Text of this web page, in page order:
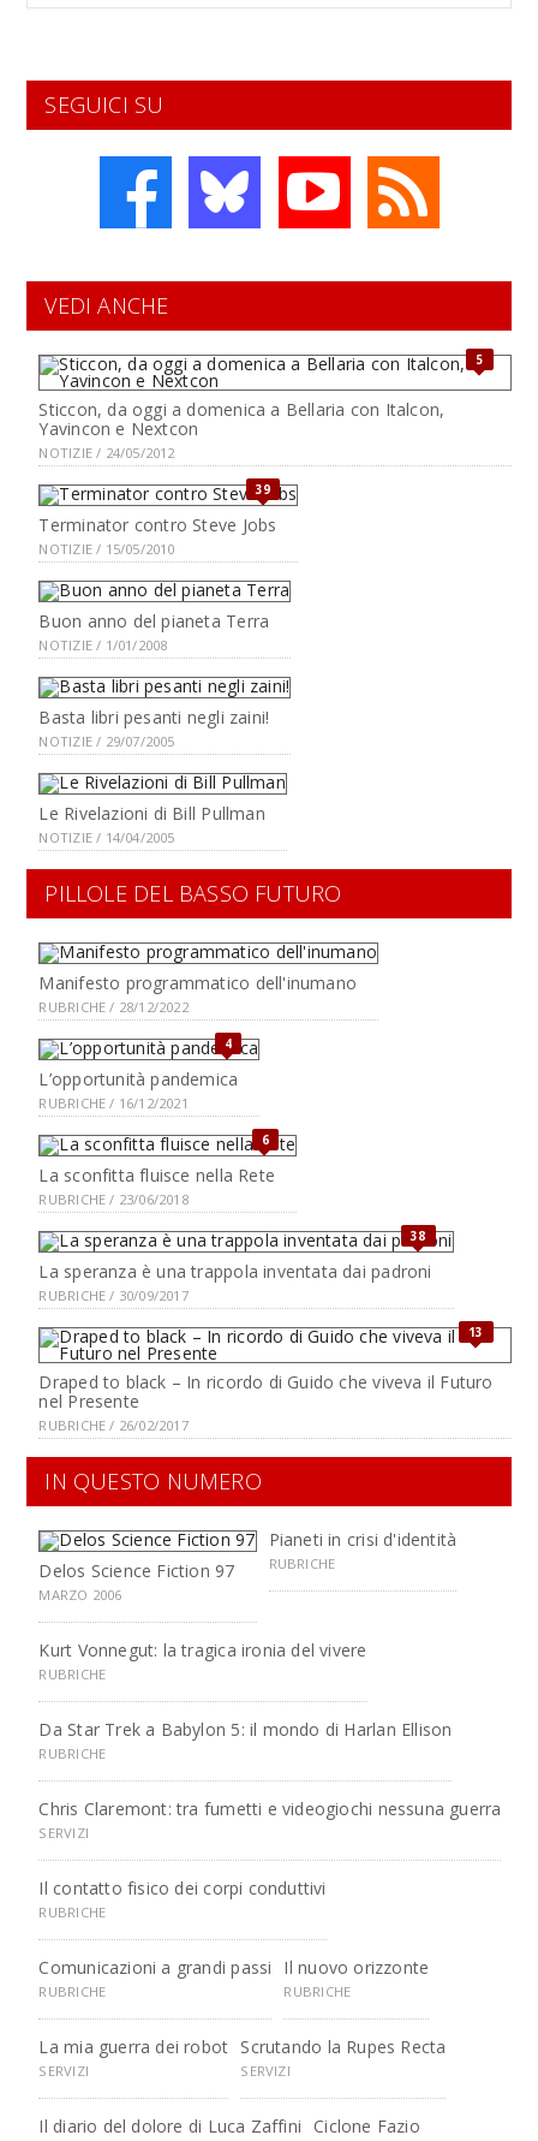
SEGUICI SU
VEDI ANCHE
5
Sticcon, da oggi a domenica a Bellaria con Italcon,
Yavincon e Nextcon
NOTIZIE / 24/05/2012
39
Terminator contro Steve Jobs
NOTIZIE / 15/05/2010
Buon anno del pianeta Terra
NOTIZIE / 1/01/2008
Basta libri pesanti negli zaini!
NOTIZIE / 29/07/2005
Le Rivelazioni di Bill Pullman
NOTIZIE / 14/04/2005
PILLOLE DEL BASSO FUTURO
Manifesto programmatico dell'inumano
RUBRICHE / 28/12/2022
4
L’opportunità pandemica
RUBRICHE / 16/12/2021
6
La sconfitta fluisce nella Rete
RUBRICHE / 23/06/2018
38
La speranza è una trappola inventata dai padroni
RUBRICHE / 30/09/2017
13
Draped to black – In ricordo di Guido che viveva il Futuro
nel Presente
RUBRICHE / 26/02/2017
IN QUESTO NUMERO
Delos Science Fiction 97
MARZO 2006
Pianeti in crisi d'identità
RUBRICHE
Kurt Vonnegut: la tragica ironia del vivere
RUBRICHE
Da Star Trek a Babylon 5: il mondo di Harlan Ellison
RUBRICHE
Chris Claremont: tra fumetti e videogiochi nessuna guerra
SERVIZI
Il contatto fisico dei corpi conduttivi
RUBRICHE
Comunicazioni a grandi passi
RUBRICHE
Il nuovo orizzonte
RUBRICHE
La mia guerra dei robot
SERVIZI
Scrutando la Rupes Recta
SERVIZI
Il diario del dolore di Luca Zaffini Ciclone Fazio